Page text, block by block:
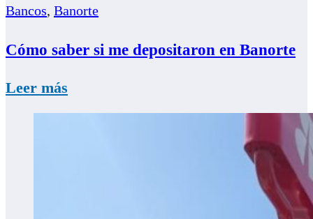
Bancos, Banorte
Cómo saber si me depositaron en Banorte
Leer más